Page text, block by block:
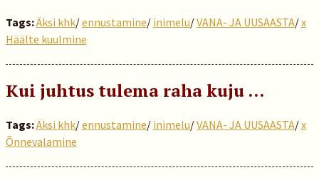
Tags:Äksi khk/ennustamine/ inimelu/VANA- JA UUSAASTA/x
Häälte kuulmine
Kui juhtus tulema raha kuju …
Tags:Äksi khk/ennustamine/ inimelu/VANA- JA UUSAASTA/x
Õnnevalamine